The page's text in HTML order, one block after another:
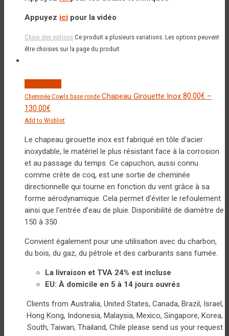
Appuyez ici pour la vidéo
Choix des options Ce produit a plusieurs variations. Les options peuvent
être choisies sur la page du produit
Cheminée Cowls base ronde Chapeau Girouette Inox 80.00€ –
130.00€
Add to Wishlist
Le chapeau girouette inox est fabriqué en tôle d’acier
inoxydable, le matériel le plus résistant face à la corrosion
et au passage du temps. Ce capuchon, aussi connu
comme crête de coq, est une sortie de cheminée
directionnelle qui tourne en fonction du vent grâce à sa
forme aérodynamique. Cela permet d’éviter le refoulement
ainsi que l’entrée d’eau de pluie. Disponibilité de diamètre de
150 à 350
Convient également pour une utilisation avec du charbon,
du bois, du gaz, du pétrole et des carburants sans fumée.
La livraison et TVA 24% est incluse
EU: À domicile en 5 à 14 jours ouvrés
Clients from Australia, United States, Canada, Brazil, Israel,
Hong Kong, Indonesia, Malaysia, Mexico, Singapore, Korea,
South, Taiwan, Thailand, Chile please send us your request